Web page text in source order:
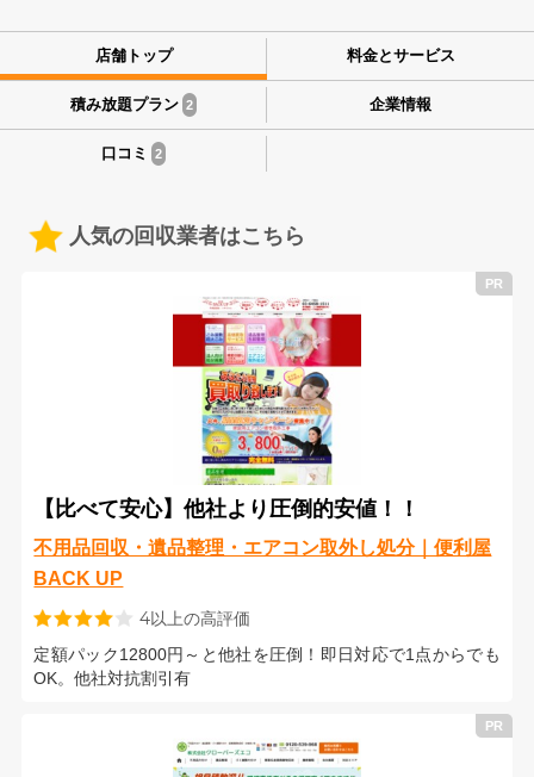
店舗トップ 料金とサービス
積み放題プラン 2 企業情報
口コミ 2
人気の回収業者はこちら
【比べて安心】他社より圧倒的安値！！
不用品回収・遺品整理・エアコン取外し処分｜便利屋
BACK UP
4以上の高評価
定額パック12800円～と他社を圧倒！即日対応で1点からでも
OK。他社対抗割引有